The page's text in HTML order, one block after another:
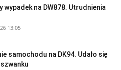
wypadek na DW878. Utrudnienia
13:05
samochodu na DK94. Udało się